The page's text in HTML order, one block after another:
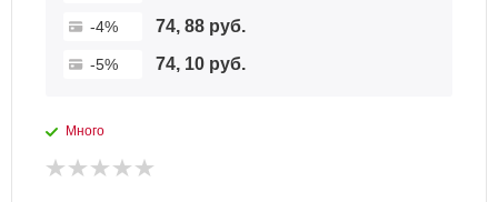
-4% 74, 88 руб.
-5% 74, 10 руб.
Много